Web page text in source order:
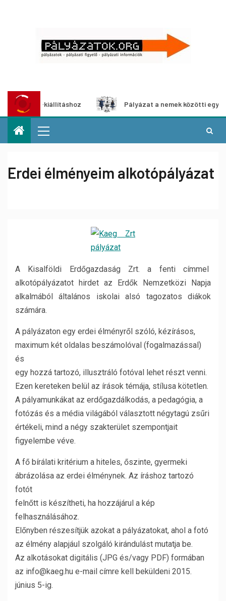
kiállításhoz Pályázat a nemek közötti egyenlőség
Erdei élményeim alkotópályázat
A Kisalföldi Erdőgazdaság Zrt. a fenti címmel
alkotópályázatot hirdet az Erdők Nemzetközi Napja
alkalmából általános iskolai alsó tagozatos diákok
számára.
A pályázaton egy erdei élményről szóló, kézírásos,
maximum két oldalas beszámolóval (fogalmazással)
és
egy hozzá tartozó, illusztráló fotóval lehet részt venni.
Ezen kereteken belül az írások témája, stílusa kötetlen.
A pályamunkákat az erdőgazdálkodás, a pedagógia, a
fotózás és a média világából választott négytagú zsűri
értékeli, mind a négy szakterület szempontjait
figyelembe véve.
A fő bírálati kritérium a hiteles, őszinte, gyermeki
ábrázolása az erdei élménynek. Az íráshoz tartozó
fotót
felnőtt is készítheti, ha hozzájárul a kép
felhasználásához.
Előnyben részesítjük azokat a pályázatokat, ahol a fotó
az élmény alapjául szolgáló kirándulást mutatja be.
Az alkotásokat digitális (JPG és/vagy PDF) formában
az info@kaeg.hu e-mail címre kell beküldeni 2015.
június 5-ig.